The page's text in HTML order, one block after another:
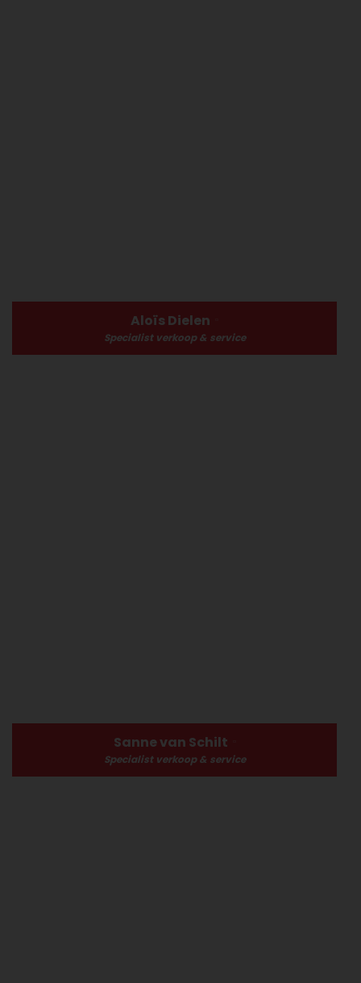
Aloïs Dielen
Specialist verkoop & service
Sanne van Schilt
Specialist verkoop & service